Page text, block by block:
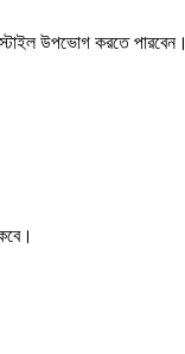
উপভোগ করতে পারবেন।